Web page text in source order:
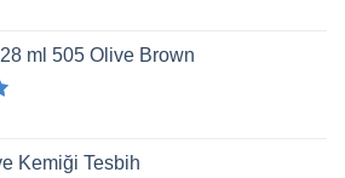
ml 505 Olive Brown
Kemiği Tesbih